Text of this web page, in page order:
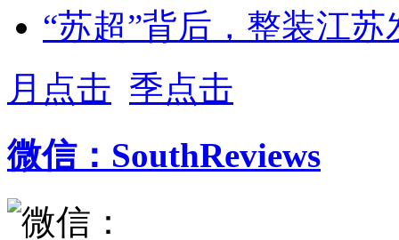
“苏超”背后，整装江苏
月点击 季点击
微信：SouthReviews